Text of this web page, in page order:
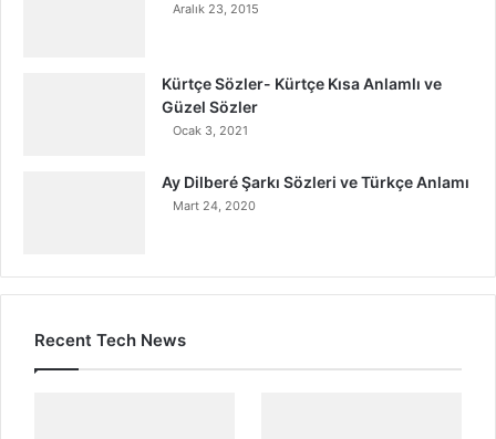
Aralık 23, 2015
Kürtçe Sözler- Kürtçe Kısa Anlamlı ve
Güzel Sözler
Ocak 3, 2021
Ay Dilberé Şarkı Sözleri ve Türkçe Anlamı
Mart 24, 2020
Recent Tech News